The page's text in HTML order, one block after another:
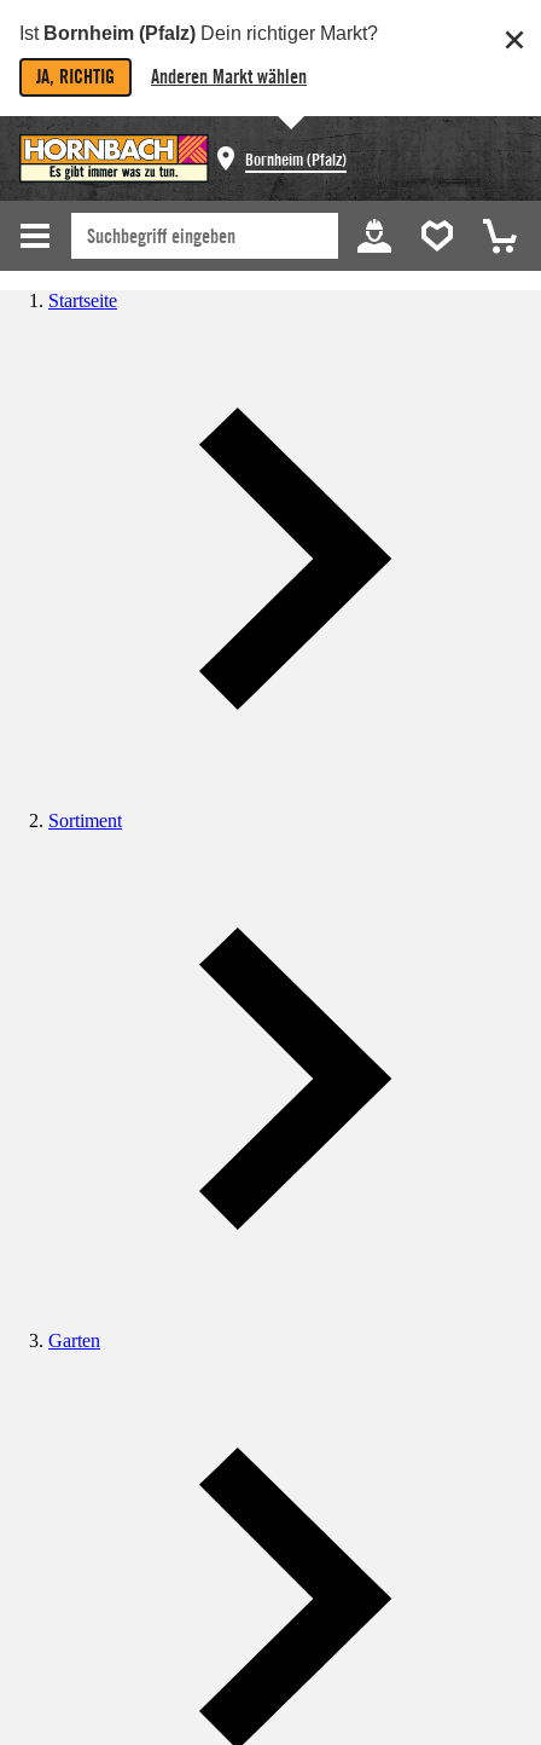
Ist Bornheim (Pfalz) Dein richtiger Markt?
JA, RICHTIG Anderen Markt wählen
Bornheim (Pfalz)
Startseite
Sortiment
Garten